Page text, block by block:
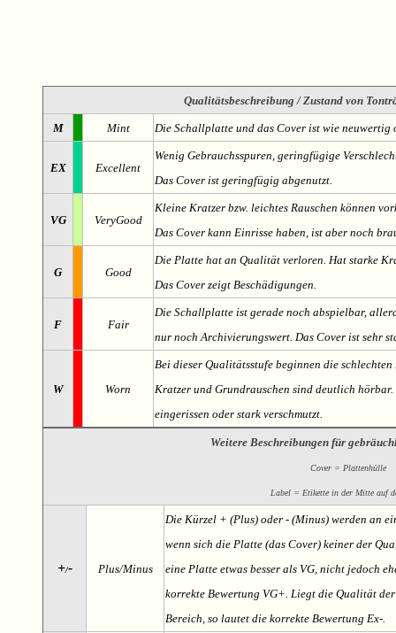
Qualitätsbeschreibung / Zustand von
M Mint Die Schallplatte und das Cover ist wie
EX Excellent
Wenig Gebrauchsspuren, geringfügige
Das Cover ist geringfügig abgenutzt.
VG VeryGood
Kleine Kratzer bzw. leichtes Rauschen können
Das Cover kann Einrisse haben, ist aber noch
G Good
Die Platte hat an Qualität verloren. Hat starke
Das Cover zeigt Beschädigungen.
F Fair
Die Schallplatte ist gerade noch abspielbar,
nur noch Archivierungswert. Das Cover ist sehr
W Worn
Bei dieser Qualitätsstufe beginnen die
Kratzer und Grundrauschen sind deutlich
eingerissen oder stark verschmutzt.
Weitere Beschreibungen für
Cover = Plattenhülle
Label = Etikette in der Mitte auf
+/- Plus/Minus
Die Kürzel + (Plus) oder - (Minus) werden an
wenn sich die Platte (das Cover) keiner der
eine Platte etwas besser als VG, nicht jedoch
korrekte Bewertung VG+. Liegt die Qualität
Bereich, so lautet die korrekte Bewertung Ex-.